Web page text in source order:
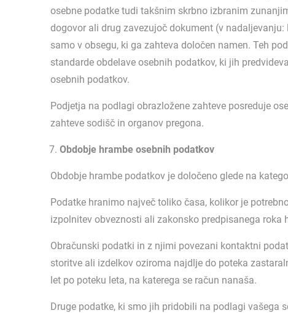
osebne podatke tudi takšnim skrbno izbranim
dogovor ali drug zavezujoč dokument (v
samo v obsegu, ki ga zahteva določen namen. Teh
standarde obdelave osebnih podatkov, ki jih
osebnih podatkov.
Podjetja na podlagi obrazložene zahteve posreduje
zahteve sodišč in organov pregona.
Obdobje hrambe osebnih podatkov
Obdobje hrambe podatkov je določeno glede na
Podatke hranimo največ toliko časa, kolikor je
izpolnitev obveznosti ali zakonsko predpisanega roka
Obračunski podatki in z njimi povezani kontaktni
storitve ali izdelkov oziroma najdlje do poteka
let po poteku leta, na katerega se račun nanaša.
Druge podatke, ki smo jih pridobili na podlagi vašega